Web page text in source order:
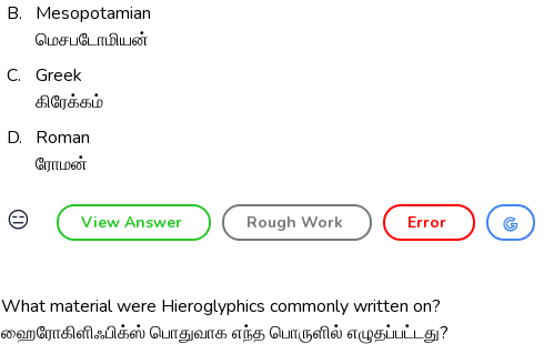
B.
Mesopotamian
மெசபடோமியன்
C.
Greek
கிரேக்கம்
D.
Roman
ரோமன்
😑 View Answer Rough Work Error
What material were Hieroglyphics commonly written on?
ஹைரோகிளிஃபிக்ஸ் பொதுவாக எந்த பொருளில் எழுதப்பட்டது?